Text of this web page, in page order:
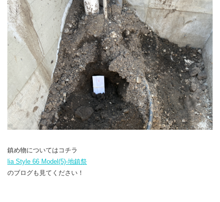
鎮め物についてはコチラ
lia Style 66 Model(5)-地鎮祭
のブログも見てください！